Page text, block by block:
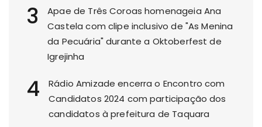
3
Apae de Três Coroas homenageia Ana
Castela com clipe inclusivo de "As Menina
da Pecuária" durante a Oktoberfest de
Igrejinha
4
Rádio Amizade encerra o Encontro com
Candidatos 2024 com participação dos
candidatos à prefeitura de Taquara